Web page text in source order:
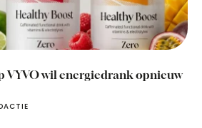
VYVO wil energiedrank opnieuw